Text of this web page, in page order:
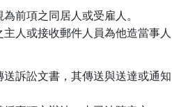
前項之同居人或受雇人。
人或接收郵件人員為他造當事人
訴訟文書，其傳送與送達或通知